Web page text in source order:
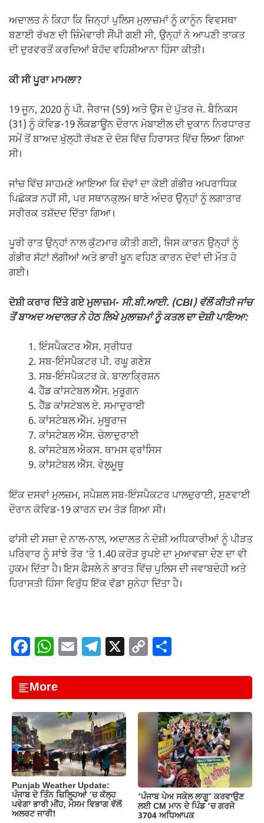
ਅਦਾਲਤ ਨੇ ਕਿਹਾ ਕਿ ਜਿਨ੍ਹਾਂ ਪੁਲਿਸ ਮੁਲਾਜ਼ਮਾਂ ਨੂੰ ਕਾਨੂੰਨ ਵਿਵਸਥਾ
ਬਣਾਈ ਰੱਖਣ ਦੀ ਜ਼ਿੰਮੇਵਾਰੀ ਸੌਂਪੀ ਗਈ ਸੀ, ਉਨ੍ਹਾਂ ਨੇ ਆਪਣੀ ਤਾਕਤ
ਦੀ ਦੁਰਵਰਤੋਂ ਕਰਦਿਆਂ ਬੇਹੱਦ ਵਹਿਸ਼ੀਆਨਾ ਹਿੰਸਾ ਕੀਤੀ।
ਕੀ ਸੀ ਪੂਰਾ ਮਾਮਲਾ?
19 ਜੂਨ, 2020 ਨੂੰ ਪੀ. ਜੈਰਾਜ (59) ਅਤੇ ਉਸ ਦੇ ਪੁੱਤਰ ਜੇ. ਬੈਨਿਕਸ
(31) ਨੂੰ ਕੋਵਿਡ-19 ਲੌਕਡਾਊਨ ਦੌਰਾਨ ਮੋਬਾਈਲ ਦੀ ਦੁਕਾਨ ਨਿਰਧਾਰਤ
ਸਮੇਂ ਤੋਂ ਬਾਅਦ ਖੁੱਲ੍ਹੀ ਰੱਖਣ ਦੇ ਦੋਸ਼ ਵਿੱਚ ਹਿਰਾਸਤ ਵਿੱਚ ਲਿਆ ਗਿਆ
ਸੀ।
ਜਾਂਚ ਵਿੱਚ ਸਾਹਮਣੇ ਆਇਆ ਕਿ ਦੋਵਾਂ ਦਾ ਕੋਈ ਗੰਭੀਰ ਅਪਰਾਧਿਕ
ਪਿਛੋਕੜ ਨਹੀਂ ਸੀ, ਪਰ ਸਥਾਨਕੁਲਮ ਥਾਣੇ ਅੰਦਰ ਉਨ੍ਹਾਂ ਨੂੰ ਲਗਾਤਾਰ
ਸਰੀਰਕ ਤਸ਼ੱਦਦ ਦਿੱਤਾ ਗਿਆ।
ਪੂਰੀ ਰਾਤ ਉਨ੍ਹਾਂ ਨਾਲ ਕੁੱਟਮਾਰ ਕੀਤੀ ਗਈ, ਜਿਸ ਕਾਰਨ ਉਨ੍ਹਾਂ ਨੂੰ
ਗੰਭੀਰ ਸੱਟਾਂ ਲੱਗੀਆਂ ਅਤੇ ਭਾਰੀ ਖੂਨ ਵਹਿਣ ਕਾਰਨ ਦੋਵਾਂ ਦੀ ਮੌਤ ਹੋ
ਗਈ।
ਦੋਸ਼ੀ ਕਰਾਰ ਦਿੱਤੇ ਗਏ ਮੁਲਾਜ਼ਮ- ਸੀ.ਬੀ.ਆਈ. (CBI) ਵੱਲੋਂ ਕੀਤੀ ਜਾਂਚ
ਤੋਂ ਬਾਅਦ ਅਦਾਲਤ ਨੇ ਹੇਠ ਲਿਖੇ ਮੁਲਾਜ਼ਮਾਂ ਨੂੰ ਕਤਲ ਦਾ ਦੋਸ਼ੀ ਪਾਇਆ:
ਇੰਸਪੈਕਟਰ ਐੱਸ. ਸ੍ਰੀਧਰ
ਸਬ-ਇੰਸਪੈਕਟਰ ਪੀ. ਰਘੂ ਗਣੇਸ਼
ਸਬ-ਇੰਸਪੈਕਟਰ ਕੇ. ਬਾਲਾਕ੍ਰਿਸ਼ਨ
ਹੈੱਡ ਕਾਂਸਟੇਬਲ ਐੱਸ. ਮੁਰੂਗਨ
ਹੈੱਡ ਕਾਂਸਟੇਬਲ ਏ. ਸਮਾਦੁਰਾਈ
ਕਾਂਸਟੇਬਲ ਐੱਮ. ਮੁਥੂਰਾਜ
ਕਾਂਸਟੇਬਲ ਐੱਸ. ਚੇਲਾਦੁਰਾਈ
ਕਾਂਸਟੇਬਲ ਐਕਸ. ਥਾਮਸ ਫ੍ਰਾਂਸਿਸ
ਕਾਂਸਟੇਬਲ ਐੱਸ. ਵੇਲੁਮੂਥੂ
ਇੱਕ ਦਸਵਾਂ ਮੁਲਜ਼ਮ, ਸਪੈਸ਼ਲ ਸਬ-ਇੰਸਪੈਕਟਰ ਪਾਲਦੁਰਾਈ, ਸੁਣਵਾਈ
ਦੌਰਾਨ ਕੋਵਿਡ-19 ਕਾਰਨ ਦਮ ਤੋੜ ਗਿਆ ਸੀ।
ਫਾਂਸੀ ਦੀ ਸਜ਼ਾ ਦੇ ਨਾਲ-ਨਾਲ, ਅਦਾਲਤ ਨੇ ਦੋਸ਼ੀ ਅਧਿਕਾਰੀਆਂ ਨੂੰ ਪੀੜਤ
ਪਰਿਵਾਰ ਨੂੰ ਸਾਂਝੇ ਤੌਰ ‘ਤੇ 1.40 ਕਰੋੜ ਰੁਪਏ ਦਾ ਮੁਆਵਜ਼ਾ ਦੇਣ ਦਾ ਵੀ
ਹੁਕਮ ਦਿੱਤਾ ਹੈ। ਇਸ ਫੈਸਲੇ ਨੇ ਭਾਰਤ ਵਿੱਚ ਪੁਲਿਸ ਦੀ ਜਵਾਬਦੇਹੀ ਅਤੇ
ਹਿਰਾਸਤੀ ਹਿੰਸਾ ਵਿਰੁੱਧ ਇੱਕ ਵੱਡਾ ਸੁਨੇਹਾ ਦਿੱਤਾ ਹੈ।
F
c
e
b
o
o
k
W
at
s
A
p
p
E
ail
T
e
gr
a
m
X C
p
y
Li
n
k
ar
e
More
Punjab Weather Update:
ਪੰਜਾਬ ਦੇ ਤਿੰਨ ਜ਼‍ਿਲ੍ਹਿਆਂ ‘ਚ ਕੱਲ੍ਹ
ਪਵੇਗਾ ਭਾਰੀ ਮੀਂਹ, ਮੌਸਮ ਵਿਭਾਗ ਵੱਲੋਂ
ਅਲਰਟ ਜਾਰੀ!
‘ਪੰਜਾਬ ਪੇਅ ਸਕੇਲ ਲਾਗੂ’ ਕਰਵਾਉਣ
ਲਈ CM ਮਾਨ ਦੇ ਪਿੰਡ ‘ਚ ਗਰਜੇ
3704 ਅਧਿਆਪਕ